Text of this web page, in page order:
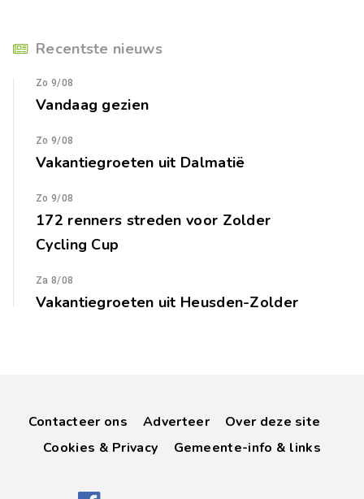
Recentste nieuws
Zo 9/08
Vandaag gezien
Zo 9/08
Vakantiegroeten uit Dalmatië
Zo 9/08
172 renners streden voor Zolder
Cycling Cup
Za 8/08
Vakantiegroeten uit Heusden-Zolder
Contacteer ons Adverteer
Over deze site
Cookies & Privacy
Gemeente-info & links